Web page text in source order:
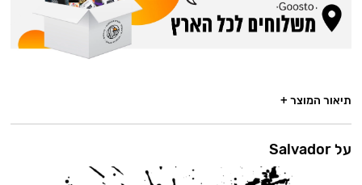
תיאור המוצר +
על Salvador